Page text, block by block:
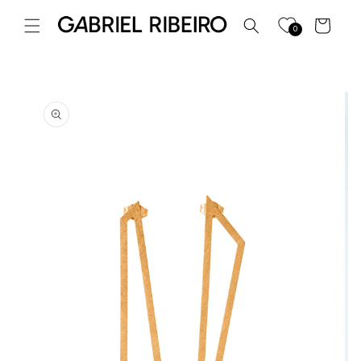
para o
conteúdo
0Carrinho
informação
do produto